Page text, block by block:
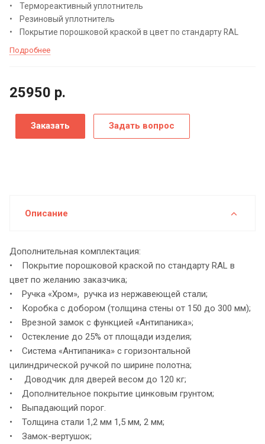
• Термореактивный уплотнитель
• Резиновый уплотнитель
• Покрытие порошковой краской в цвет по стандарту RAL
Подробнее
25950 р.
Заказать Задать вопрос
Описание
Дополнительная комплектация:
• Покрытие порошковой краской по стандарту RAL в
цвет по желанию заказчика;
• Ручка «Хром», ручка из нержавеющей стали;
• Коробка с добором (толщина стены от 150 до 300 мм);
• Врезной замок с функцией «Антипаника»;
• Остекление до 25% от площади изделия;
• Система «Антипаника» с горизонтальной
цилиндрической ручкой по ширине полотна;
• Доводчик для дверей весом до 120 кг;
• Дополнительное покрытие цинковым грунтом;
• Выпадающий порог.
• Толщина стали 1,2 мм 1,5 мм, 2 мм;
• Замок-вертушок;